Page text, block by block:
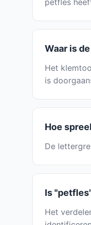
petfles
Waar is
Het
is
Hoe
De
Is
Het